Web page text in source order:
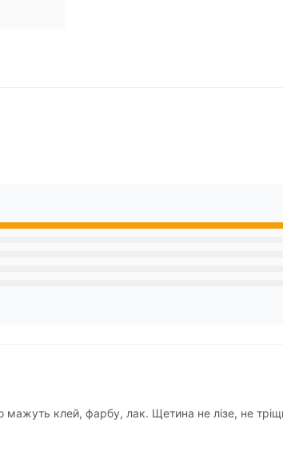
мажуть клей, фарбу, лак. Щетина не лізе, не